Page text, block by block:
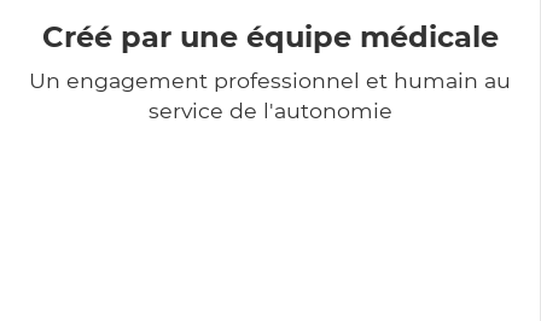
Créé par une équipe médicale
Un engagement professionnel et humain au
service de l'autonomie